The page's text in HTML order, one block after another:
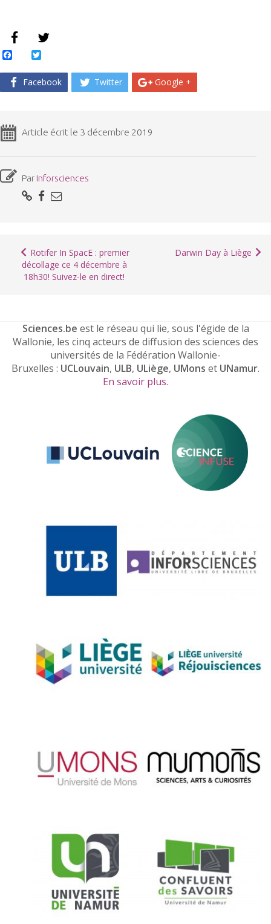
Facebook
Facebook Twitter Google +
Article écrit le 3 décembre 2019
Par Inforsciences
Rotifer In SpacE : premier
décollage ce 4 décembre à
18h30! Suivez-le en direct!
Darwin Day à Liège
Sciences.be est le réseau qui lie, sous l'égide de la
Wallonie, les cinq acteurs de diffusion des sciences des
universités de la Fédération Wallonie-
Bruxelles : UCLouvain, ULB, ULiège, UMons et UNamur.
En savoir plus.